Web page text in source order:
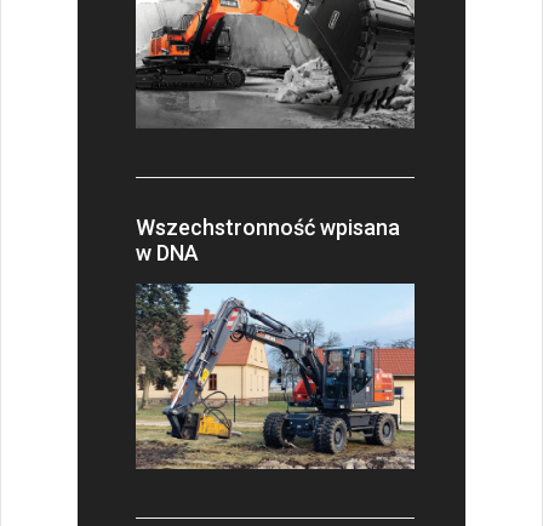
Wszechstronność wpisana
w DNA